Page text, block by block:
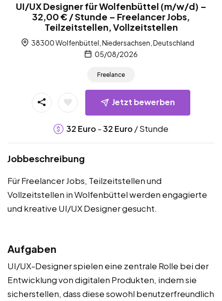
UI/UX Designer für Wolfenbüttel (m/w/d) –
32,00 € / Stunde – Freelancer Jobs,
Teilzeitstellen, Vollzeitstellen
38300 Wolfenbüttel, Niedersachsen, Deutschland
05/08/2026
Freelance
Jetzt bewerben
32 Euro -32 Euro / Stunde
Jobbeschreibung
Für Freelancer Jobs, Teilzeitstellen und
Vollzeitstellen in Wolfenbüttel werden engagierte
und kreative UI/UX Designer gesucht.
Aufgaben
UI/UX-Designer spielen eine zentrale Rolle bei der
Entwicklung von digitalen Produkten, indem sie
sicherstellen, dass diese sowohl benutzerfreundlich